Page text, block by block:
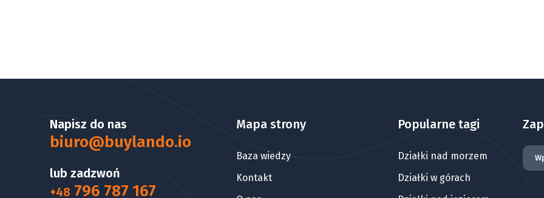
Napisz do nas
biuro@buylando.io
lub zadzwoń
+48 796 787 167
Mapa strony
Baza wiedzy
Kontakt
Popularne tagi
Działki nad morzem
Działki w górach